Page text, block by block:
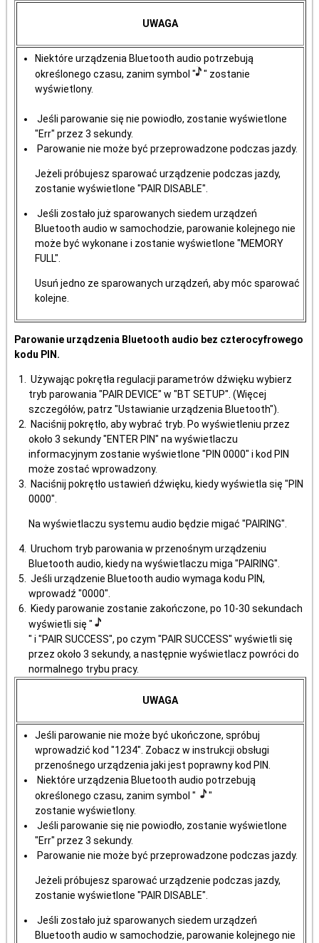
UWAGA
Niektóre urządzenia Bluetooth audio potrzebują
określonego czasu, zanim symbol "
" zostanie
wyświetlony.
Jeśli parowanie się nie powiodło, zostanie wyświetlone
"Err" przez 3 sekundy.
Parowanie nie może być przeprowadzone podczas jazdy.
Jeżeli próbujesz sparować urządzenie podczas jazdy,
zostanie wyświetlone "PAIR DISABLE".
Jeśli zostało już sparowanych siedem urządzeń
Bluetooth audio w samochodzie, parowanie kolejnego nie
może być wykonane i zostanie wyświetlone "MEMORY
FULL".
Usuń jedno ze sparowanych urządzeń, aby móc sparować
kolejne.
Parowanie urządzenia Bluetooth audio bez czterocyfrowego
kodu PIN.
Używając pokrętła regulacji parametrów dźwięku wybierz
tryb parowania "PAIR DEVICE" w "BT SETUP". (Więcej
szczegółów, patrz "Ustawianie urządzenia Bluetooth").
Naciśnij pokrętło, aby wybrać tryb. Po wyświetleniu przez
około 3 sekundy "ENTER PIN" na wyświetlaczu
informacyjnym zostanie wyświetlone "PIN 0000" i kod PIN
może zostać wprowadzony.
Naciśnij pokrętło ustawień dźwięku, kiedy wyświetla się "PIN
0000".
Na wyświetlaczu systemu audio będzie migać "PAIRING".
Uruchom tryb parowania w przenośnym urządzeniu
Bluetooth audio, kiedy na wyświetlaczu miga "PAIRING".
Jeśli urządzenie Bluetooth audio wymaga kodu PIN,
wprowadź "0000".
Kiedy parowanie zostanie zakończone, po 10-30 sekundach
wyświetli się "
" i "PAIR SUCCESS", po czym "PAIR SUCCESS" wyświetli się
przez około 3 sekundy, a następnie wyświetlacz powróci do
normalnego trybu pracy.
UWAGA
Jeśli parowanie nie może być ukończone, spróbuj
wprowadzić kod "1234". Zobacz w instrukcji obsługi
przenośnego urządzenia jaki jest poprawny kod PIN.
Niektóre urządzenia Bluetooth audio potrzebują
określonego czasu, zanim symbol "
"
zostanie wyświetlony.
Jeśli parowanie się nie powiodło, zostanie wyświetlone
"Err" przez 3 sekundy.
Parowanie nie może być przeprowadzone podczas jazdy.
Jeżeli próbujesz sparować urządzenie podczas jazdy,
zostanie wyświetlone "PAIR DISABLE".
Jeśli zostało już sparowanych siedem urządzeń
Bluetooth audio w samochodzie, parowanie kolejnego nie